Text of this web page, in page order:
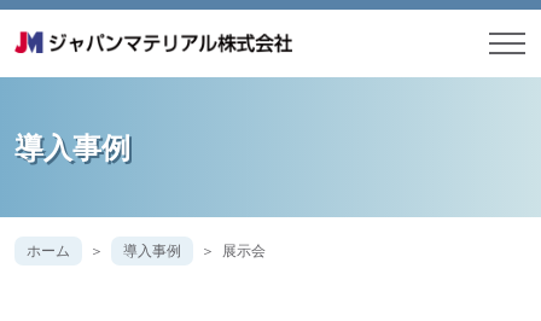
導入事例
ホーム 導入事例 展示会